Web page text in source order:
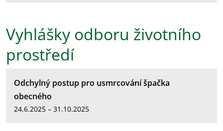
Vyhlášky odboru životního
prostředí
Odchylný postup pro usmrcování špačka
obecného
24.6.2025 – 31.10.2025